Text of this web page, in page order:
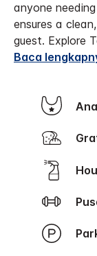
anyone
ensures a
guest. Explore
Baca